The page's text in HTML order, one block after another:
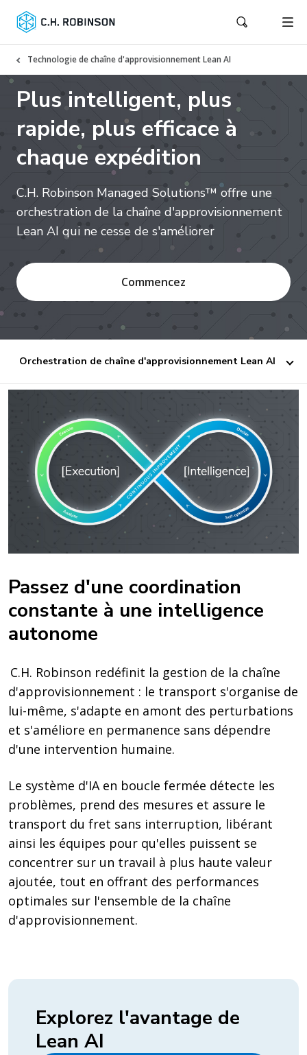
Technologie de chaîne d'approvisionnement Lean AI
Plus intelligent, plus
rapide, plus efficace à
chaque expédition
C.H. Robinson Managed Solutions™ offre une
orchestration de la chaîne d'approvisionnement
Lean AI qui ne cesse de s'améliorer
Commencez
Orchestration de chaîne d'approvisionnement Lean AI
Passez d'une coordination
constante à une intelligence
autonome
C.H. Robinson redéfinit la gestion de la chaîne
d'approvisionnement : le transport s'organise de
lui-même, s'adapte en amont des perturbations
et s'améliore en permanence sans dépendre
d'une intervention humaine.
Le système d'IA en boucle fermée détecte les
problèmes, prend des mesures et assure le
transport du fret sans interruption, libérant
ainsi les équipes pour qu'elles puissent se
concentrer sur un travail à plus haute valeur
ajoutée, tout en offrant des performances
optimales sur l'ensemble de la chaîne
d'approvisionnement.
Explorez l'avantage de
Lean AI